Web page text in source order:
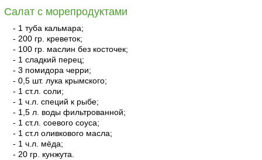
Салат с морепродуктами
- 1 туба кальмара;
- 200 гр. креветок;
- 100 гр. маслин без косточек;
- 1 сладкий перец;
- 3 помидора черри;
- 0,5 шт. лука крымского;
- 1 ст.л. соли;
- 1 ч.л. специй к рыбе;
- 1,5 л. воды фильтрованной;
- 1 ст.л. соевого соуса;
- 1 ст.л оливкового масла;
- 1 ч.л. мёда;
- 20 гр. кунжута.